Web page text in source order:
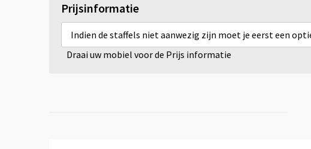
Prijsinformatie
Indien de staffels niet aanwezig zijn moet je eerst een
Draai uw mobiel voor de Prijs informatie